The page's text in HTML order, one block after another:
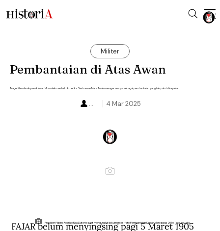
Militer
Pembantaian di Atas Awan
Tragedi berdarah penaklukan Moro oleh serdadu Amerika. Sastrawan Mark Twain mengecamnya sebagai pembantaian yang tak patut dirayakan.
4 Mar 2025
...
Presiden Filipina Rodrigo Roa Duterte saat mengungkit dokumentasi foto Pembantaian Kawah Moro pada 2016. (pco.gov.ph).
FAJAR belum menyingsing pagi 5 Maret 1905